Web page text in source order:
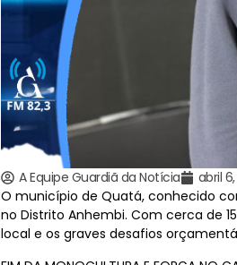
A Equipe Guardiã da Notícia abril
O município de Quatá, conhecido
no Distrito Anhembi. Com cerca de
local e os graves desafios